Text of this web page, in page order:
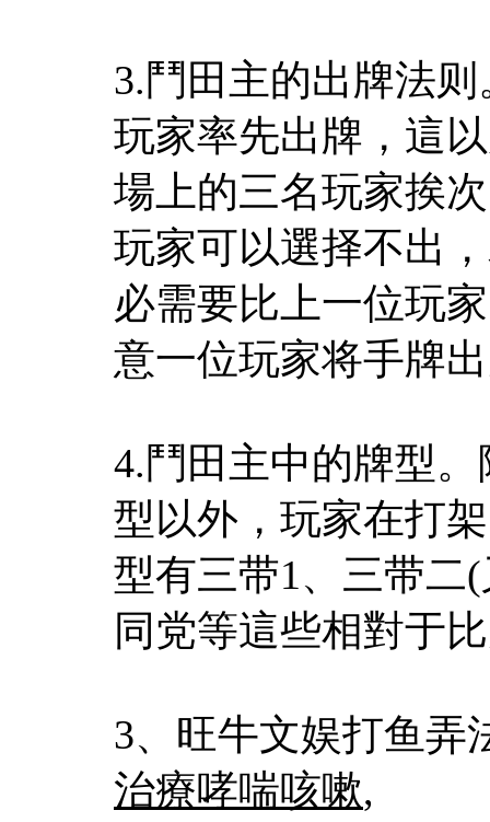
3.鬥田主的出牌法
玩家率先出牌，這
場上的三名玩家挨
玩家可以選择不出
必需要比上一位玩
意一位玩家将手牌
4.鬥田主中的牌型
型以外，玩家在打
型有三带1、三带二
同党等這些相對于
3、旺牛文娱打鱼弄
治療哮喘咳嗽,